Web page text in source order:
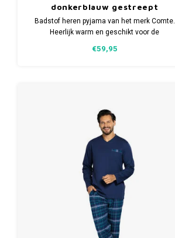
donkerblauw gestreept
Badstof heren pyjama van het merk Comte.
Heerlijk warm en geschikt voor de
maten.
€59,95